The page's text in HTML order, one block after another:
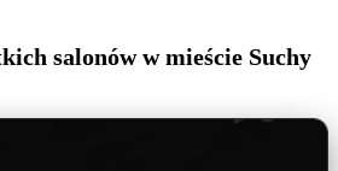
salonów w mieście Suchy